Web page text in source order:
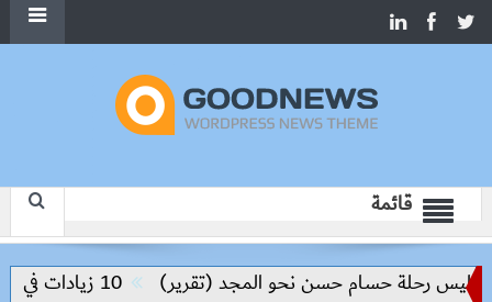
قائمة
رحلة حسام حسن نحو المجد (تقرير)
10 زيادات في 10 سنوات.. هل حان الوقت لرفع دعم البنزين نهائيا؟